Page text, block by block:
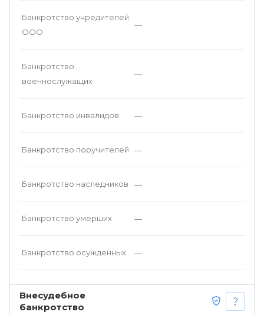
Банкротство учредителей
ООО
—
Банкротство
военнослужащих
—
Банкротство инвалидов —
Банкротство поручителей —
Банкротство наследников —
Банкротство умерших —
Банкротство осужденных —
Внесудебное
банкротство